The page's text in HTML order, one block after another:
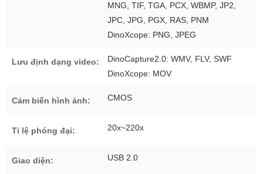
MNG, TIF, TGA, PCX, WBMP, JP2,
JPC, JPG, PGX, RAS, PNM
DinoXcope: PNG, JPEG
Lưu định dạng video:
DinoCapture2.0: WMV, FLV, SWF
DinoXcope: MOV
Cảm biến hình ảnh: CMOS
Tỉ lệ phóng đại: 20x~220x
Giao diện: USB 2.0